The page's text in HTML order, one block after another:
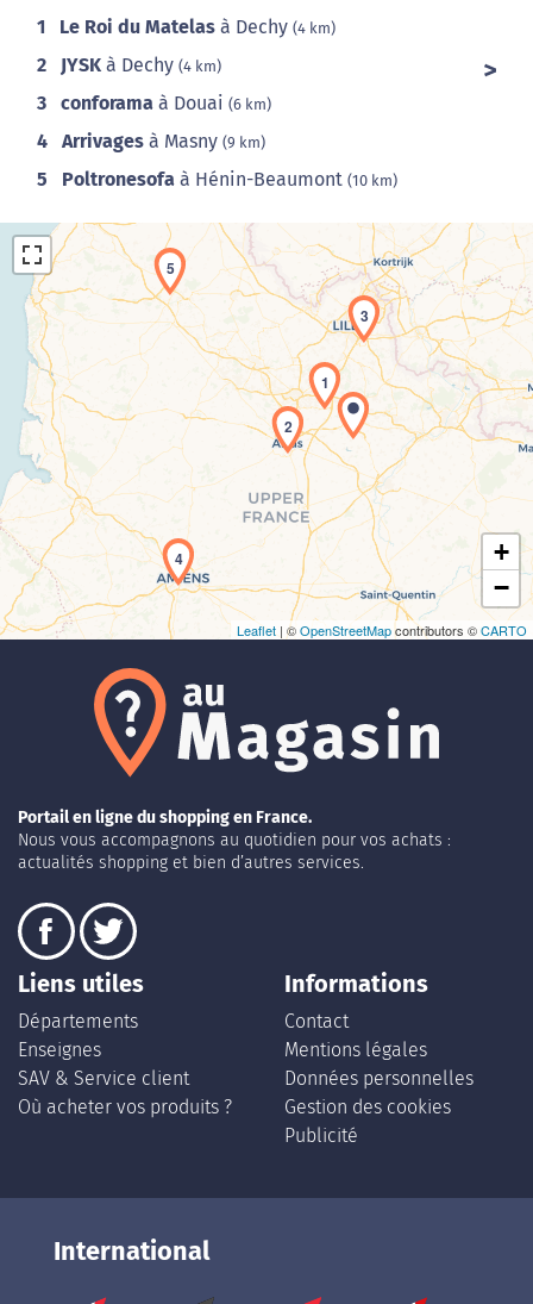
1 Le Roi du Matelas à Dechy (4 km)
2 JYSK à Dechy (4 km)
3 conforama à Douai (6 km)
4 Arrivages à Masny (9 km)
5 Poltronesofa à Hénin-Beaumont (10 km)
Chargement de la carte en cours...
1
2
3
4
5
+
−
Leaflet | ©OpenStreetMapcontributors ©CARTO
Portail en ligne du shopping en France.
Nous vous accompagnons au quotidien pour vos achats :
actualités shopping et bien d’autres services.
Liens utiles
Départements
Enseignes
SAV & Service client
Où acheter vos produits ?
Informations
Contact
Mentions légales
Données personnelles
Gestion des cookies
Publicité
International